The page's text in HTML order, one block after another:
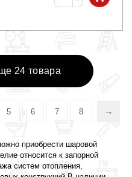
приобрести шаровой
относится к запорной
систем отопления,
24 товара
5 6 7 8